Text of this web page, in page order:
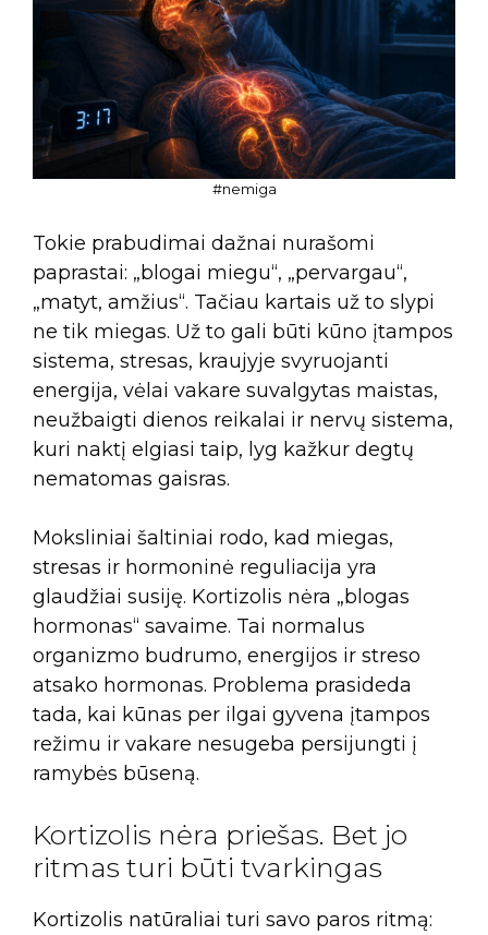
#nemiga
Tokie prabudimai dažnai nurašomi
paprastai: „blogai miegu“, „pervargau“,
„matyt, amžius“. Tačiau kartais už to slypi
ne tik miegas. Už to gali būti kūno įtampos
sistema, stresas, kraujyje svyruojanti
energija, vėlai vakare suvalgytas maistas,
neužbaigti dienos reikalai ir nervų sistema,
kuri naktį elgiasi taip, lyg kažkur degtų
nematomas gaisras.
Moksliniai šaltiniai rodo, kad miegas,
stresas ir hormoninė reguliacija yra
glaudžiai susiję. Kortizolis nėra „blogas
hormonas“ savaime. Tai normalus
organizmo budrumo, energijos ir streso
atsako hormonas. Problema prasideda
tada, kai kūnas per ilgai gyvena įtampos
režimu ir vakare nesugeba persijungti į
ramybės būseną.
Kortizolis nėra priešas. Bet jo
ritmas turi būti tvarkingas
Kortizolis natūraliai turi savo paros ritmą: